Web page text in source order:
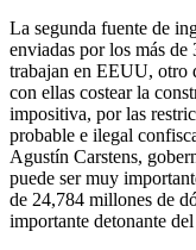
La segunda fuente de
enviadas por los más
trabajan en EEUU, otro
con ellas costear la
impositiva, por las
probable e ilegal
Agustín Carstens,
puede ser muy
de 24,784 millones de
importante detonante